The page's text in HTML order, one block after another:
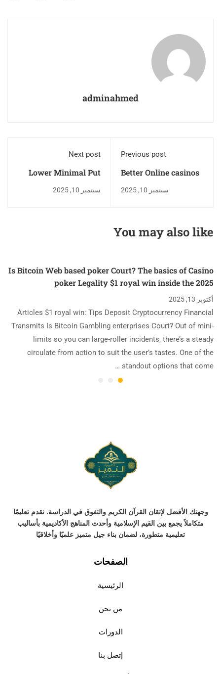
adminahmed
Previous post
Better Online casinos
2025 Real 5 reel drive
سبتمبر 10, 2025
Next post
Lower Minimal Put
kingdom play wolf
سبتمبر 10, 2025
You may also like
Is Bitcoin Web based poker Court? The basics of Casino
poker Legality $1 royal win inside the 2025
أكتوبر 13, 2025
Articles $1 royal win: Tips Deposit Cryptocurrency Financial
Transmits Is Bitcoin Gambling enterprises Court? Out of mini-
limits so you can large-roller incidents, there’s a steady
circulate from action to suit the user’s tastes. One of the
standout options that come …
وجهتك الأفضل لإتقان القرآن الكريم والتفوق في الدراسة. نقدم تعليمًا
متكاملاً يجمع بين القيم الإسلامية وأحدث المناهج الأكاديمية بأساليب
تعليمية متطورة، لضمان بناء جيل متميز علميًا وأخلاقيًا
الصفحات
الرئيسية
من نحن
الدورات
إتصل بنا